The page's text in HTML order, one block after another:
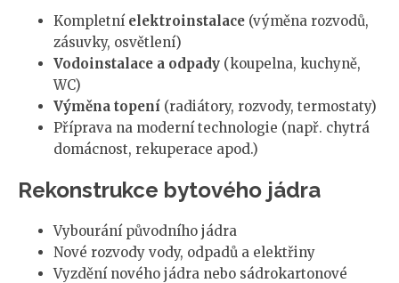
Kompletní elektroinstalace (výměna rozvodů,
zásuvky, osvětlení)
Vodoinstalace a odpady (koupelna, kuchyně,
WC)
Výměna topení (radiátory, rozvody, termostaty)
Příprava na moderní technologie (např. chytrá
domácnost, rekuperace apod.)
Rekonstrukce bytového jádra
Vybourání původního jádra
Nové rozvody vody, odpadů a elektřiny
Vyzdění nového jádra nebo sádrokartonové